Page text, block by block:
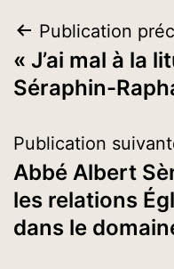
Navigation
de
Publication
« J’ai mal à la
Séraphin-
Publication
Abbé Albert
les relations
dans le